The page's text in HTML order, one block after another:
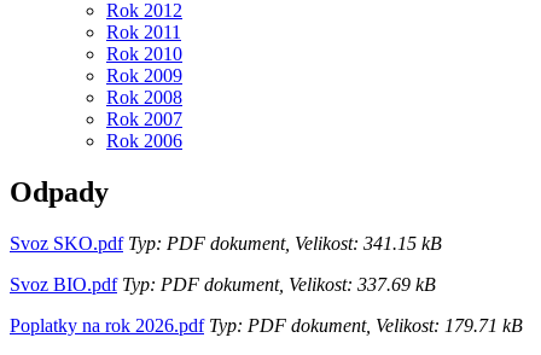
Rok 2012
Rok 2011
Rok 2010
Rok 2009
Rok 2008
Rok 2007
Rok 2006
Odpady
Svoz SKO.pdfTyp: PDF dokument, Velikost: 341.15 kB
Svoz BIO.pdfTyp: PDF dokument, Velikost: 337.69 kB
Poplatky na rok 2026.pdfTyp: PDF dokument, Velikost: 179.71 kB